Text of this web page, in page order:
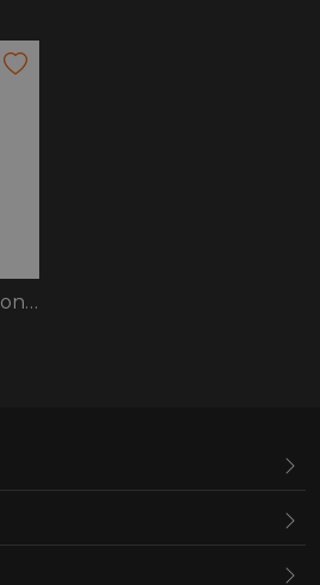
Pinlock® 70 MaxVisionT HJC, F100 maat L-